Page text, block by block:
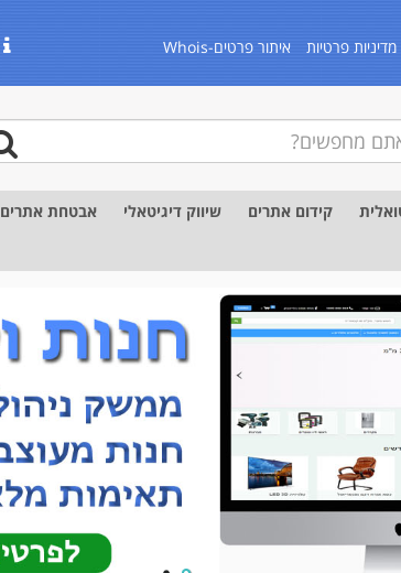
מדיניות פרטיות איתור פרטים-Whois
קידום אתרים שיווק דיגיטאלי אבטחת אתרים